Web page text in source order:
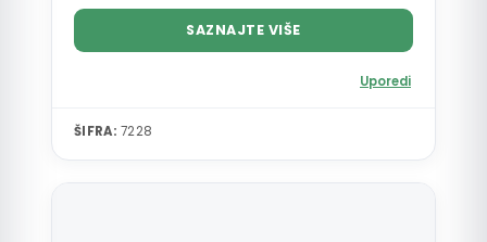
SAZNAJTE VIŠE
Uporedi
ŠIFRA: 7228